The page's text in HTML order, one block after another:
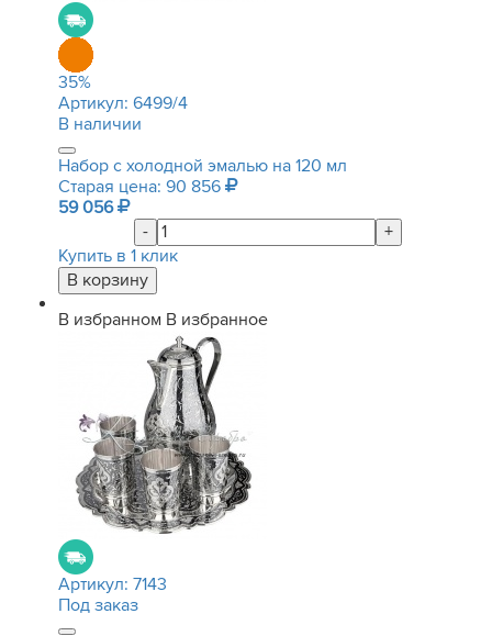
35%
Артикул: 6499/4
В наличии
Набор с холодной эмалью на 120 мл
Старая цена: 90 856
59 056
-
+
Купить в 1 клик
В избранном В избранное
Артикул: 7143
Под заказ